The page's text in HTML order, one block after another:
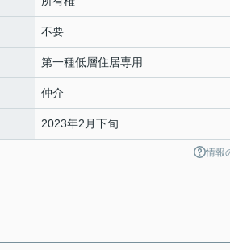
不要
第一種低層住居専用
仲介
2023年2月下旬
情報